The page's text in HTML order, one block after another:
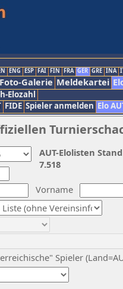
ENG ESP FAI FIN FRA GER GRE INA
Foto-Galerie Meldekartei
Elozahl
FIDE Spieler anmelden Elo
Vorname
Spieler
AUT-Elolisten
7.518